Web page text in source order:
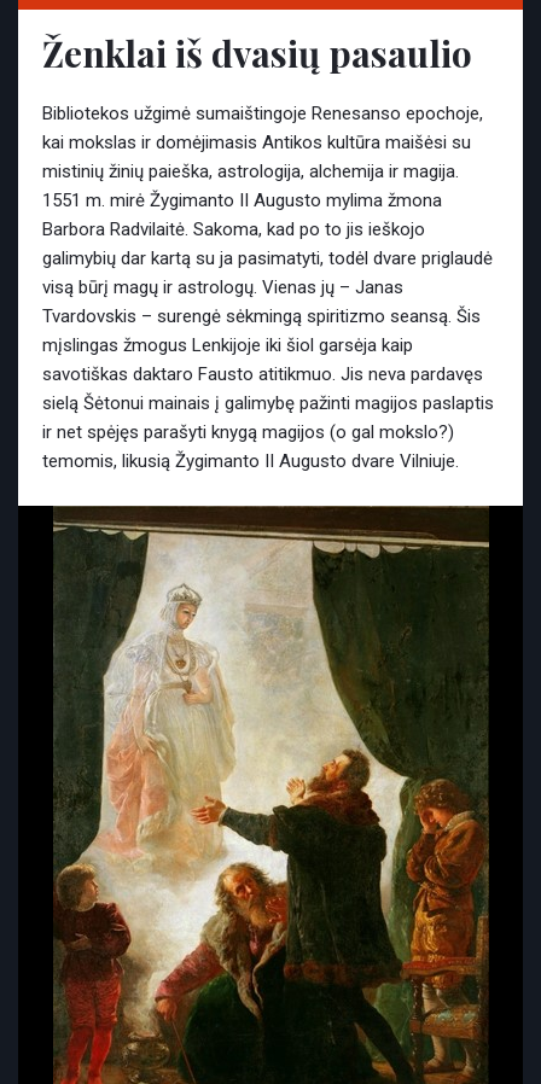
Ženklai iš dvasių pasaulio
Bibliotekos užgimė sumaištingoje Renesanso epochoje,
kai mokslas ir domėjimasis Antikos kultūra maišėsi su
mistinių žinių paieška, astrologija, alchemija ir magija.
1551 m. mirė Žygimanto II Augusto mylima žmona
Barbora Radvilaitė. Sakoma, kad po to jis ieškojo
galimybių dar kartą su ja pasimatyti, todėl dvare priglaudė
visą būrį magų ir astrologų. Vienas jų – Janas
Tvardovskis – surengė sėkmingą spiritizmo seansą. Šis
mįslingas žmogus Lenkijoje iki šiol garsėja kaip
savotiškas daktaro Fausto atitikmuo. Jis neva pardavęs
sielą Šėtonui mainais į galimybę pažinti magijos paslaptis
ir net spėjęs parašyti knygą magijos (o gal mokslo?)
temomis, likusią Žygimanto II Augusto dvare Vilniuje.